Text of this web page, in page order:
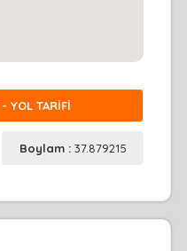
YOL TARİFİ
Boylam : 37.879215